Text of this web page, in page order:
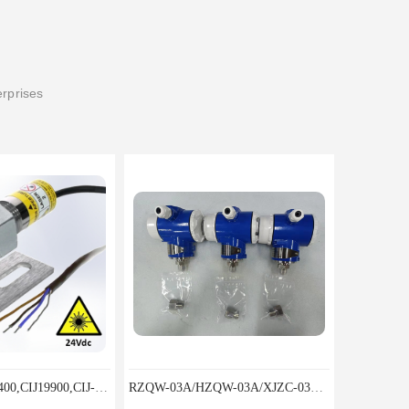
CIJ-13400,CIJ13400,CIJ19900,CIJ-19200,CIJI3500Y转速传感器 RZQW-03A/HZQW-03A/XJZC-03A汽轮机监测装置